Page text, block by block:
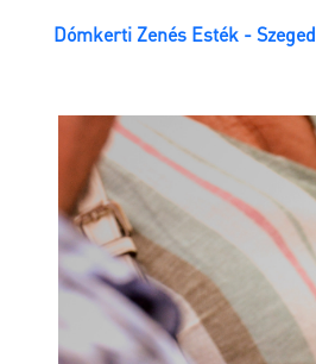
Dómkerti Zenés Esték - Szeged